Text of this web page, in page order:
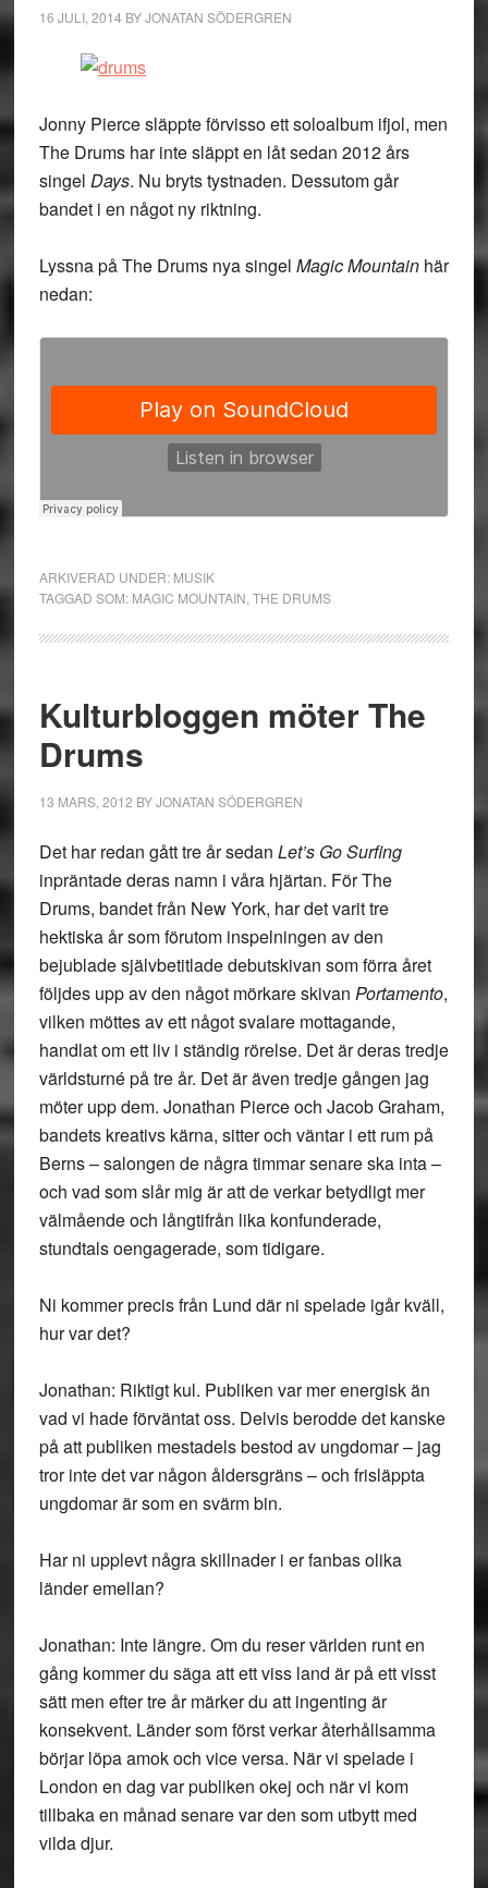
16 JULI, 2014 BYJONATAN SÖDERGREN
Jonny Pierce släppte förvisso ett soloalbum ifjol, men
The Drums har inte släppt en låt sedan 2012 års
singel Days. Nu bryts tystnaden. Dessutom går
bandet i en något ny riktning.
Lyssna på The Drums nya singel Magic Mountainhär
nedan:
ARKIVERAD UNDER: MUSIK
TAGGAD SOM: MAGIC MOUNTAIN THE DRUMS
Kulturbloggen möter The
Drums
13 MARS, 2012 BYJONATAN SÖDERGREN
Det har redan gått tre år sedan Let’s Go Surfing
inpräntade deras namn i våra hjärtan. För The
Drums, bandet från New York, har det varit tre
hektiska år som förutom inspelningen av den
bejublade självbetitlade debutskivan som förra året
följdes upp av den något mörkare skivan Portamento,
vilken möttes av ett något svalare mottagande,
handlat om ett liv i ständig rörelse. Det är deras tredje
världsturné på tre år. Det är även tredje gången jag
möter upp dem. Jonathan Pierce och Jacob Graham,
bandets kreativs kärna, sitter och väntar i ett rum på
Berns – salongen de några timmar senare ska inta –
och vad som slår mig är att de verkar betydligt mer
välmående och långtifrån lika konfunderade,
stundtals oengagerade, som tidigare.
Ni kommer precis från Lund där ni spelade igår kväll,
hur var det?
Jonathan: Riktigt kul. Publiken var mer energisk än
vad vi hade förväntat oss. Delvis berodde det kanske
på att publiken mestadels bestod av ungdomar – jag
tror inte det var någon åldersgräns – och frisläppta
ungdomar är som en svärm bin.
Har ni upplevt några skillnader i er fanbas olika
länder emellan?
Jonathan: Inte längre. Om du reser världen runt en
gång kommer du säga att ett viss land är på ett visst
sätt men efter tre år märker du att ingenting är
konsekvent. Länder som först verkar återhållsamma
börjar löpa amok och vice versa. När vi spelade i
London en dag var publiken okej och när vi kom
tillbaka en månad senare var den som utbytt med
vilda djur.